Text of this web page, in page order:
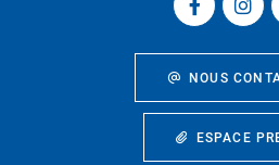
NOUS
ESPACE